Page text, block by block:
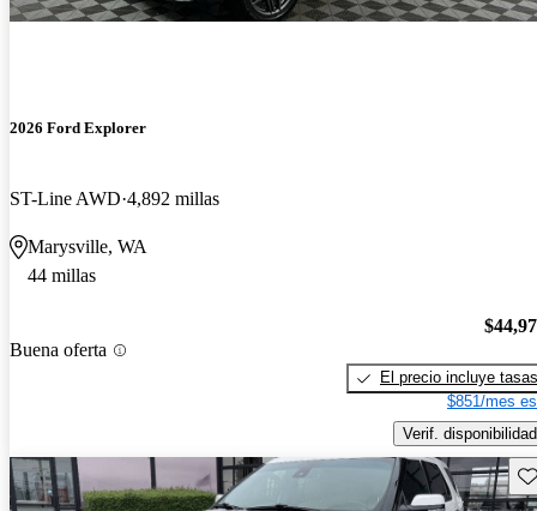
2026 Ford Explorer
ST-Line AWD 4,892 millas
Marysville, WA
44 millas
Buena oferta
El precio incluye tasas
$851/mes
Verif. disponibilidad